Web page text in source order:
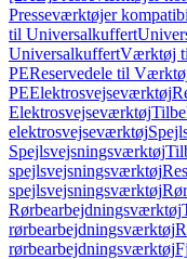
Presseværktøjer
til Universalkuffert
UniversalkuffertVærktøj
PEReservedele til
PEElektrosvejseværktøj
Elektrosvejseværktøj
elektrosvejseværktøj
Spejlsvejsningsværktøj
spejlsvejsningsværktøj
spejlsvejsningsværktøj
Rørbearbejdningsværktøj
rørbearbejdningsværktøj
rørbearbejdningsværktøj